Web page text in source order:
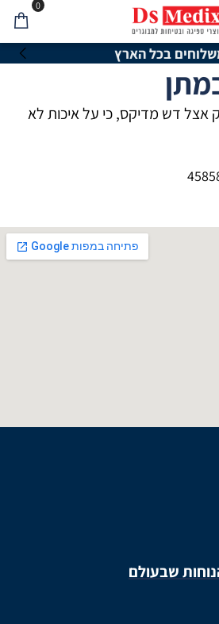
בכל הארץ
0
אצל דש מדיקס, כי על איכות לא
שבעולם